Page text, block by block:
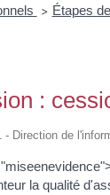
> Étapes
:
- Direction de
la qualité